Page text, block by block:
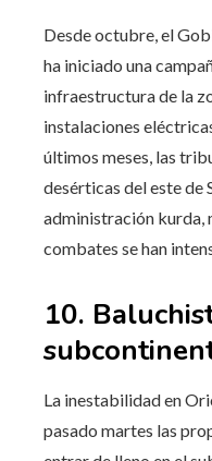
Desde octubre, el
ha iniciado una
infraestructura de la
instalaciones
últimos meses, las
desérticas del este de
administración kurda,
combates se han
10.
La inestabilidad en
pasado martes las